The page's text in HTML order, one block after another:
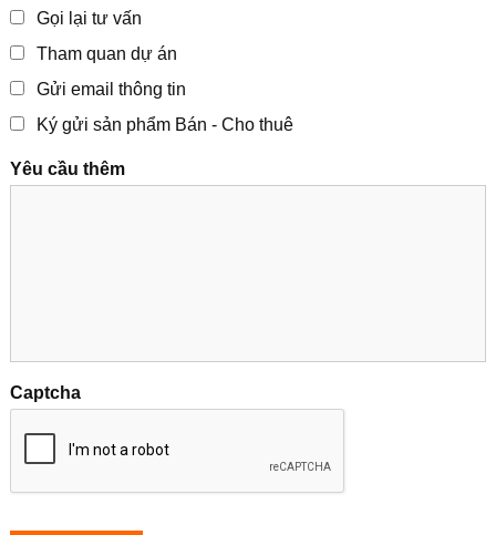
Gọi lại tư vấn
Tham quan dự án
Gửi email thông tin
Ký gửi sản phẩm Bán - Cho thuê
Yêu cầu thêm
Captcha